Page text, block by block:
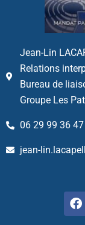
Jean-Lin
Relations
Bureau de
Groupe Les
06 29 99 36 47
jean-